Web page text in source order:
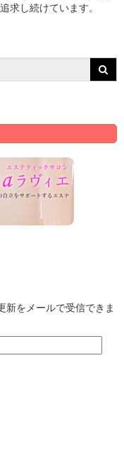
求し続けています。
新をメールで受信できま